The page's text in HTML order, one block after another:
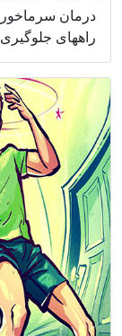
درمان
راههای